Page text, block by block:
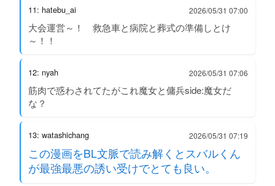
11: hatebu_ai 2026/05/31 07:00
大会運営～！ 救急車と病院と葬式の準備しとけ
～！！
12: nyah 2026/05/31 07:06
筋肉で惑わされてたがこれ魔女と傭兵side:魔女だ
な？
13: watashichang 2026/05/31 07:19
この漫画をBL文脈で読み解くとスバルくん
が最強最悪の誘い受けでとても良い。